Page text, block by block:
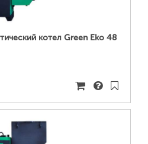
котел Green Eko 48